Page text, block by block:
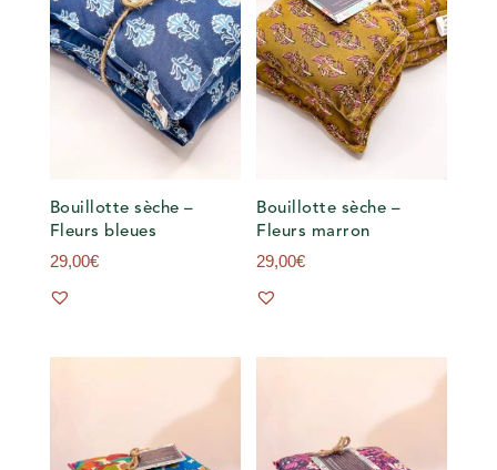
Bouillotte sèche –
Fleurs bleues
29,00€
Bouillotte sèche –
Fleurs marron
29,00€